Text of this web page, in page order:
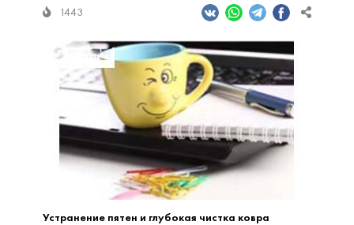
1443
Устранение пятен и глубокая чистка ковра